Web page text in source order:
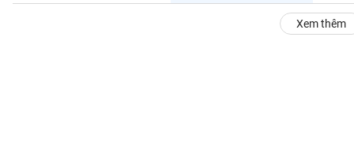
Xem thêm
NHÂN